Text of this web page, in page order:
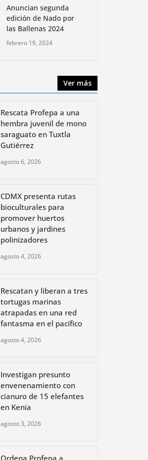
Rompe CDMX récords
Reto Naturalista
bioculturales para
promover huertos
urbanos y jardines
polinizadores
Anuncian segunda
edición de Nado por
las Ballenas 2024
febrero 19, 2024
Ver más
Rescata Profepa a una
hembra juvenil de mono
saraguato en Tuxtla
Gutiérrez
agosto 6, 2026
CDMX presenta rutas
bioculturales para
promover huertos
urbanos y jardines
polinizadores
agosto 4, 2026
Rescatan y liberan a tres
tortugas marinas
atrapadas en una red
fantasma en el pacífico
agosto 4, 2026
Investigan presunto
envenenamiento con
cianuro de 15 elefantes
en Kenia
agosto 3, 2026
Ordena Profepa a